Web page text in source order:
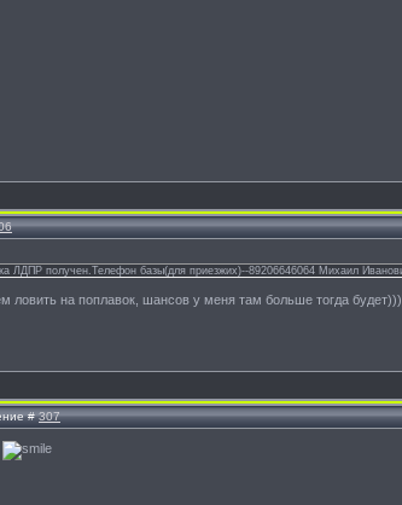
ЛДПР получен.Телефон базы(для приезжих)--89206646064 Михаил
ловить на поплавок, шансов у меня там больше тогда
#307